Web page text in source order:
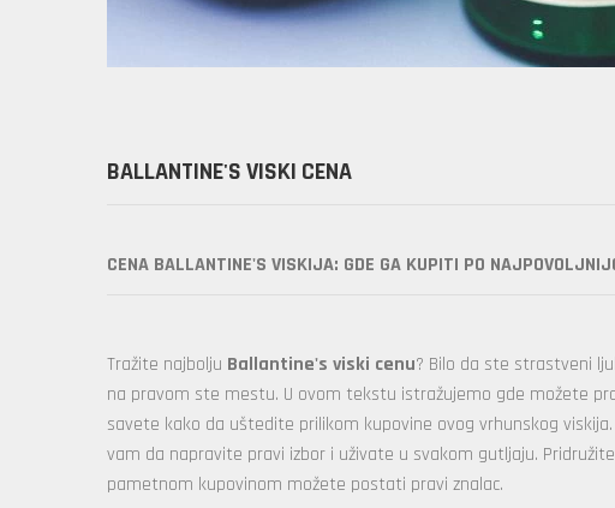
BALLANTINE'S VISKI CENA
CENA BALLANTINE'S VISKIJA: GDE GA KUPITI PO
Tražite najbolju Ballantine's viski cenu? Bilo da ste strastveni
na pravom ste mestu. U ovom tekstu istražujemo gde možete
savete kako da uštedite prilikom kupovine ovog vrhunskog
vam da napravite pravi izbor i uživate u svakom gutljaju.
pametnom kupovinom možete postati pravi znalac.